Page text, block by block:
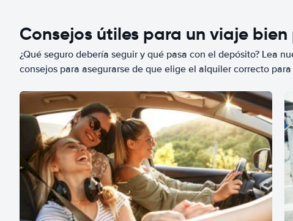
Consejos útiles para un viaje
¿Qué seguro debería seguir y qué pasa con el depósito? Lea
consejos para asegurarse de que elige el alquiler correcto para